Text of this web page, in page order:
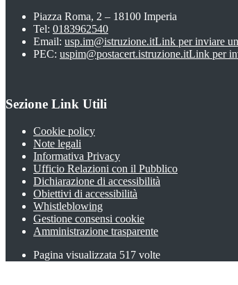
Piazza Roma, 2 – 18100 Imperia
Tel: 0183962540
Email: usp.im@istruzione.itLink per inviare
PEC: uspim@postacert.istruzione.itLink per
Sezione Link Utili
Cookie policy
Note legali
Informativa Privacy
Ufficio Relazioni con il Pubblico
Dichiarazione di accessibilità
Obiettivi di accessibilità
Whistleblowing
Gestione consensi cookie
Amministrazione trasparente
Pagina visualizzata 517 volte